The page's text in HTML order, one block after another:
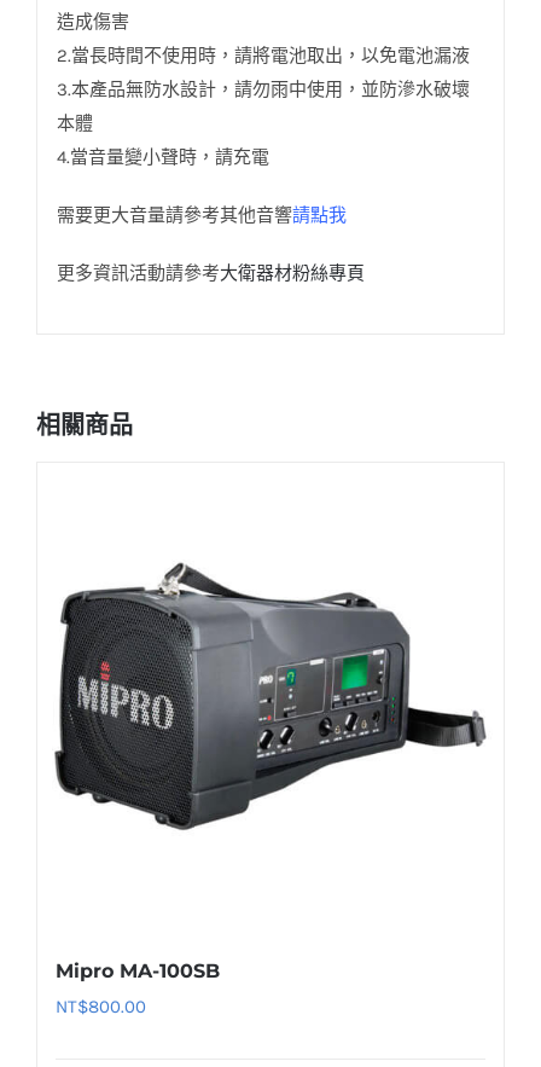
造成傷害
2.當長時間不使用時，請將電池取出，以免電池漏液
3.本產品無防水設計，請勿雨中使用，並防滲水破壞
本體
4.當音量變小聲時，請充電
需要更大音量請參考其他音響請點我
更多資訊活動請參考大衛器材粉絲專頁
相關商品
Mipro MA-100SB
NT$800.00